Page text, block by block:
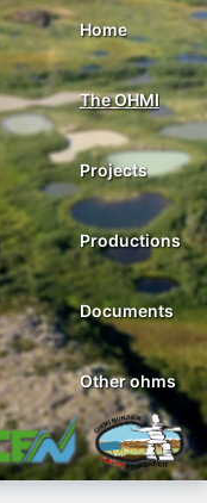
Home
The OHMI
Projects
Productions
Documents
Other ohms